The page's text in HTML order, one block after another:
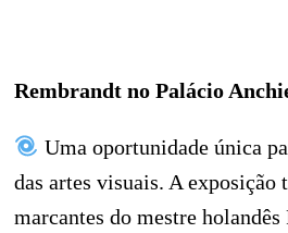
Rembrandt no Palácio
Uma oportunidade única
das artes visuais. A exposição
marcantes do mestre holandês